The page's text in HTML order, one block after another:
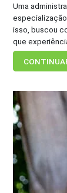
Uma
isso, buscou
que